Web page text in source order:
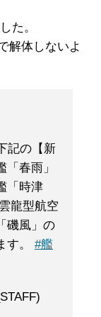
た。
解体しないよ
記の【新
春雨」
「時津
龍型航空
磯風」の
す。 #艦